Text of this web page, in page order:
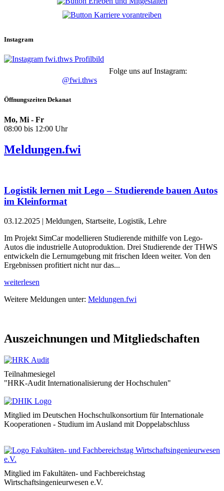
Instagram
Folge uns auf Instagram:
@fwi.thws
Öffnungszeiten Dekanat
Mo, Mi - Fr
08:00 bis 12:00 Uhr
Meldungen.fwi
Logistik lernen mit Lego – Studierende bauen Autos
im Kleinformat
03.12.2025 | Meldungen, Startseite, Logistik, Lehre
Im Projekt SimCar modellieren Studierende mithilfe von Lego-
Autos die industrielle Autoproduktion. Drei Studierende der THWS
entwickeln die Lernumgebung mit frischen Ideen weiter. Von den
Ergebnissen profitiert nicht nur das...
weiterlesen
Weitere Meldungen unter: Meldungen.fwi
Auszeichnungen und Mitgliedschaften
Teilnahmesiegel
"HRK-Audit Internationalisierung der Hochschulen"
Mitglied im Deutschen Hochschulkonsortium für Internationale
Kooperationen - Studium im Ausland mit Doppelabschluss
Mitglied im Fakultäten- und Fachbereichstag
Wirtschaftsingenieurwesen e.V.